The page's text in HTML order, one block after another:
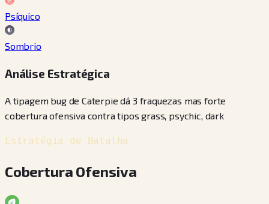
Psíquico
Sombrio
Análise Estratégica
A tipagem bug de Caterpie dá 3 fraquezas mas forte
cobertura ofensiva contra tipos grass, psychic, dark
Estratégia de Batalha
Cobertura Ofensiva